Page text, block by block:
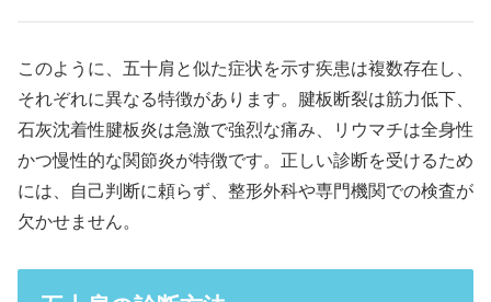
このように、五十肩と似た症状を示す疾患は複数存在し、
それぞれに異なる特徴があります。腱板断裂は筋力低下、
石灰沈着性腱板炎は急激で強烈な痛み、リウマチは全身性
かつ慢性的な関節炎が特徴です。正しい診断を受けるため
には、自己判断に頼らず、整形外科や専門機関での検査が
欠かせません。